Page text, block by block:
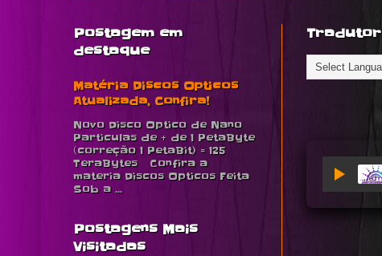
Tradutor
Postagem em
destaque
Matéria Discos Opticos
Atualizada, Confira!
Novo Disco Optico de Nano
Particulas de + de 1 PetaByte
(correção 1 PetaBit) = 125
TeraBytes Confira a
materia Discos Opticos Feita
Sob a ...
Postagens Mais
Visitadas